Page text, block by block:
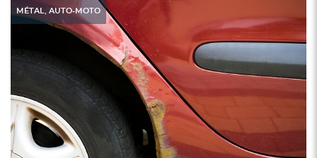
MÉTAL , AUTO-MOTO